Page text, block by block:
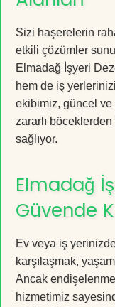
Sizi haşerelerin
etkili çözümler
Elmadağ İşyeri
hem de iş
ekibimiz, güncel
zararlı böceklerden
sağlıyor.
Elmadağ
Güvende
Ev veya iş
karşılaşmak,
Ancak
hizmetimiz